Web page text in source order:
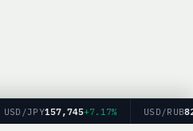
USD/JPY157,745+7.17% USD/RUB